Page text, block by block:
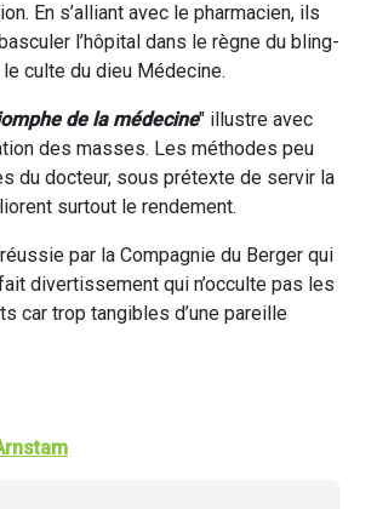
En s’alliant avec le pharmacien, ils
l’hôpital dans le règne du bling-
culte du dieu Médecine.
de la médecine" illustre avec
des masses. Les méthodes peu
du docteur, sous prétexte de servir la
surtout le rendement.
par la Compagnie du Berger qui
divertissement qui n’occulte pas les
car trop tangibles d’une pareille